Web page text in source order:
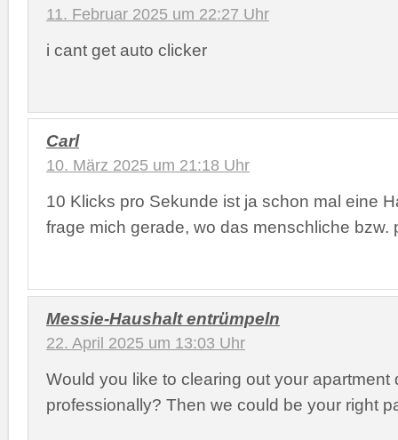
11. Februar 2025 um 22:27 Uhr
i cant get auto clicker
Carl
10. März 2025 um 21:18 Uhr
10 Klicks pro Sekunde ist ja schon mal eine
frage mich gerade, wo das menschliche bzw.
Messie-Haushalt entrümpeln
22. April 2025 um 13:03 Uhr
Would you like to clearing out your apartment
professionally? Then we could be your right